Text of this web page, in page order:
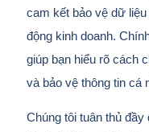
cam kết bảo vệ dữ
động kinh doanh.
giúp bạn hiểu rõ cách
và bảo vệ thông tin cá
Chúng tôi tuân thủ